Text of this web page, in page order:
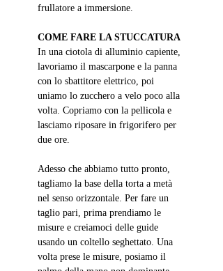
frullatore a immersione.
COME FARE LA STUCCATURA
In una ciotola di alluminio capiente,
lavoriamo il mascarpone e la panna
con lo sbattitore elettrico, poi
uniamo lo zucchero a velo poco alla
volta. Copriamo con la pellicola e
lasciamo riposare in frigorifero per
due ore.
Adesso che abbiamo tutto pronto,
tagliamo la base della torta a metà
nel senso orizzontale. Per fare un
taglio pari, prima prendiamo le
misure e creiamoci delle guide
usando un coltello seghettato. Una
volta prese le misure, posiamo il